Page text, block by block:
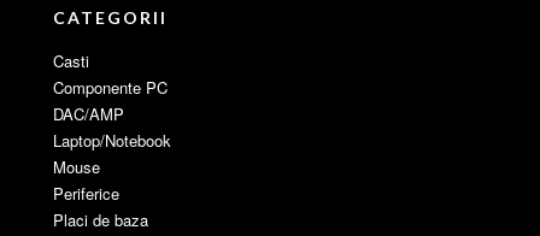
CATEGORII
Casti
Componente PC
DAC/AMP
Laptop/Notebook
Mouse
Periferice
Placi de baza